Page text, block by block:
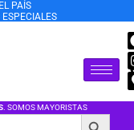
PAÍS
. SOMOS MAYORISTASBotón de